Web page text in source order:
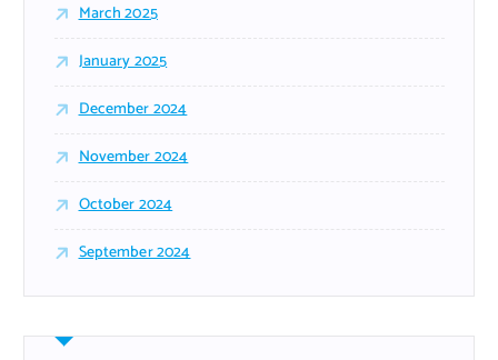
March 2025
January 2025
December 2024
November 2024
October 2024
September 2024